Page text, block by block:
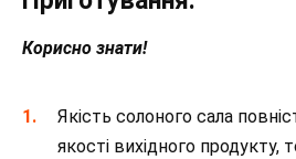
Корисно знати!
Якість солоного сала
якості вихідного продукту,